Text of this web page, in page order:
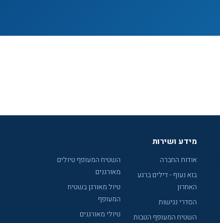
מידע ושירות
אודות החברה
בוא נעוף - דילים ברגע
האחרון
הסדרי נגישות
השטיח המעופף הטבות
השטיח המעופף טיולים
מאורגנים
טיול מאורגן בשטיח
המעופף
טיולי מאורגנים